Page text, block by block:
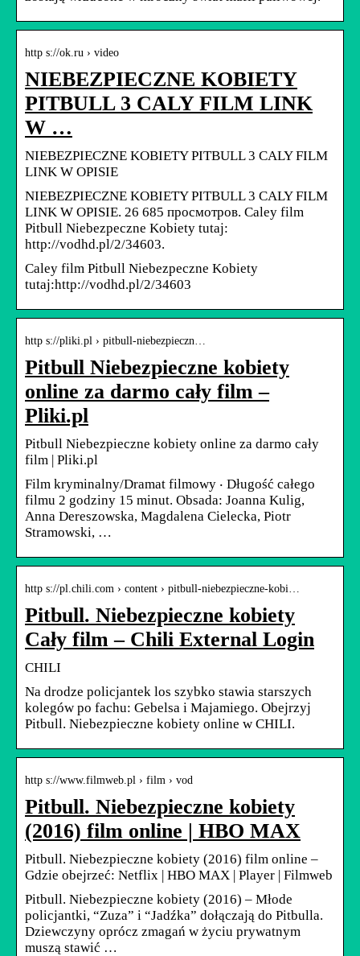
http s://ok.ru › video
NIEBEZPIECZNE KOBIETY
PITBULL 3 CALY FILM LINK
W …
NIEBEZPIECZNE KOBIETY PITBULL 3 CALY FILM
LINK W OPISIE
NIEBEZPIECZNE KOBIETY PITBULL 3 CALY FILM
LINK W OPISIE. 26 685 просмотров. Caley film
Pitbull Niebezpeczne Kobiety tutaj:
http://vodhd.pl/2/34603.
Caley film Pitbull Niebezpeczne Kobiety
tutaj:http://vodhd.pl/2/34603
http s://pliki.pl › pitbull-niebezpieczn…
Pitbull Niebezpieczne kobiety
online za darmo cały film –
Pliki.pl
Pitbull Niebezpieczne kobiety online za darmo cały
film | Pliki.pl
Film kryminalny/Dramat filmowy ‧ Długość całego
filmu 2 godziny 15 minut. Obsada: Joanna Kulig,
Anna Dereszowska, Magdalena Cielecka, Piotr
Stramowski, …
http s://pl.chili.com › content › pitbull-niebezpieczne-kobi…
Pitbull. Niebezpieczne kobiety
Cały film – Chili External Login
CHILI
Na drodze policjantek los szybko stawia starszych
kolegów po fachu: Gebelsa i Majamiego. Obejrzyj
Pitbull. Niebezpieczne kobiety online w CHILI.
http s://www.filmweb.pl › film › vod
Pitbull. Niebezpieczne kobiety
(2016) film online | HBO MAX
Pitbull. Niebezpieczne kobiety (2016) film online –
Gdzie obejrzeć: Netflix | HBO MAX | Player | Filmweb
Pitbull. Niebezpieczne kobiety (2016) – Młode
policjantki, “Zuza” i “Jadźka” dołączają do Pitbulla.
Dziewczyny oprócz zmagań w życiu prywatnym
muszą stawić …